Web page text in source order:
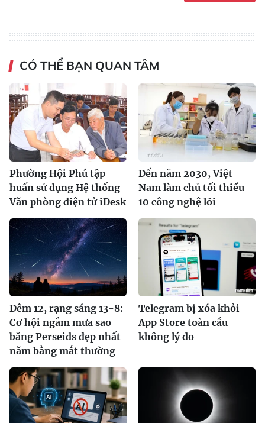
CÓ THỂ BẠN QUAN TÂM
Phường Hội Phú tập
huấn sử dụng Hệ thống
Văn phòng điện tử iDesk
Đến năm 2030, Việt
Nam làm chủ tối thiểu
10 công nghệ lõi
Đêm 12, rạng sáng 13-8:
Cơ hội ngắm mưa sao
băng Perseids đẹp nhất
năm bằng mắt thường
Telegram bị xóa khỏi
App Store toàn cầu
không lý do